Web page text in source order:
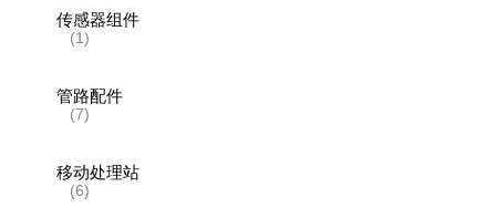
传感器组件
(1)
管路配件
(7)
移动处理站
(6)